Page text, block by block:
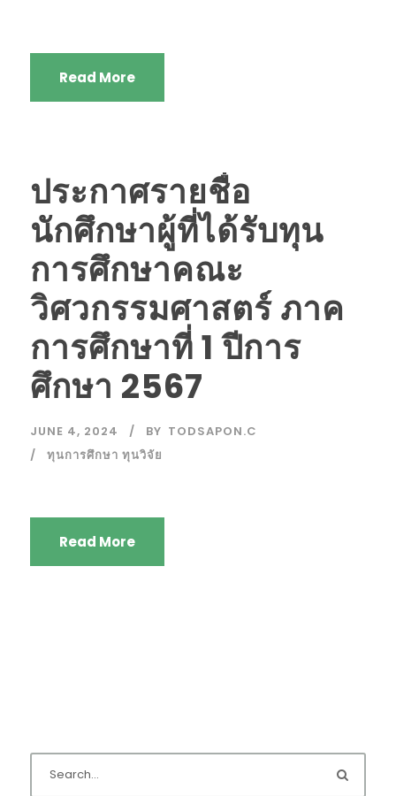
Read More
ประกาศรายชื่อ
นักศึกษาผู้ที่ได้รับทุน
การศึกษาคณะ
วิศวกรรมศาสตร์ ภาค
การศึกษาที่ 1 ปีการ
ศึกษา 2567
JUNE 4, 2024 BY TODSAPON.C
ทุนการศึกษา ทุนวิจัย
Read More